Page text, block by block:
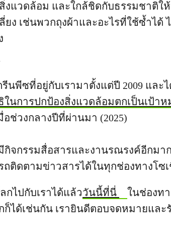
แวดล้อม และใกล้ชิดกับธรรมชาติใ
ยง เช่นพวกถุงผ้าและอะไรที่ใช้ซ้ำได้
นพีซที่อยู่กับเรามาตั้งแต่ปี 2009 และ
ในการปกป้องสิ่งแวดล้อมตกเป็นเป้าห
ช่วงกลางปีที่ผ่านมา (2025)
กิจกรรมสื่อสารและงานรณรงค์อีกมา
ติดตามข่าวสารได้ในทุกช่องทางโซเ
ไปกับเราได้แล้ววันนี้ที่นี่
ในช่องท
ก็ได้เช่นกัน เรายินดีตอบจดหมายแล